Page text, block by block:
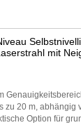
mit
zu 20 m,
Option für